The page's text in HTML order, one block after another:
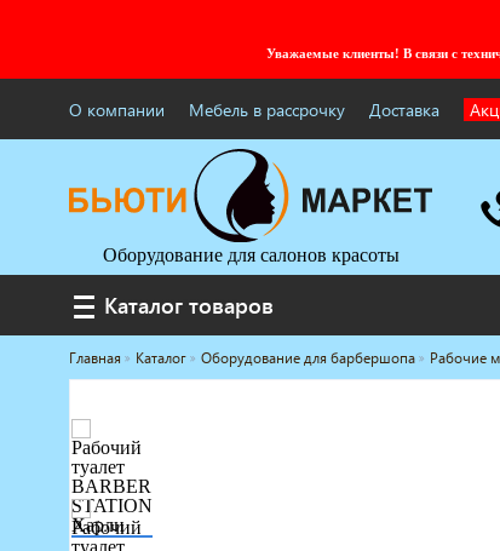
Уважаемые клиенты! В связи с
О компании Мебель в рассрочку Доставка
Оборудование для салонов красоты
Каталог товаров
Каталог товаров
Услуги под ключ
Оборудование с регистрационным
удостоверением
Парикмахерское оборудование
Косметологическое оборудование
Главная Каталог Оборудование для барбершопа Рабочие